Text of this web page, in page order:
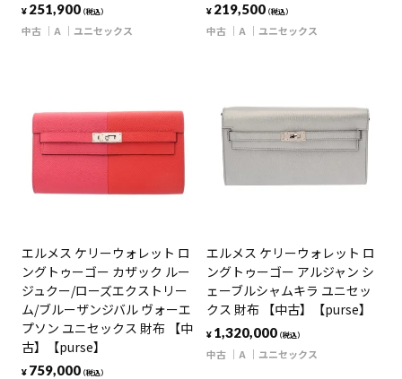
¥ 251,900（税込）
中古 A ユニセックス
¥ 219,500（税込）
中古 A ユニセックス
エルメス ケリーウォレット ロ
ングトゥーゴー カザック ルー
ジュクー/ローズエクストリー
ム/ブルーザンジバル ヴォーエ
プソン ユニセックス 財布 【中
古】【purse】
¥ 759,000（税込）
エルメス ケリーウォレット ロ
ングトゥーゴー アルジャン シ
ェーブルシャムキラ ユニセッ
クス 財布 【中古】【purse】
¥ 1,320,000（税込）
中古 A ユニセックス